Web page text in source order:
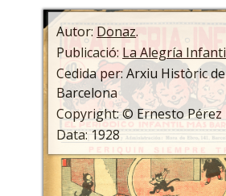
La Alegría Infantil
Autor: Donaz.
Publicació: La Alegría
Cedida per: Arxiu Històric
Barcelona
Copyright: © Ernesto Pérez
Data: 1928